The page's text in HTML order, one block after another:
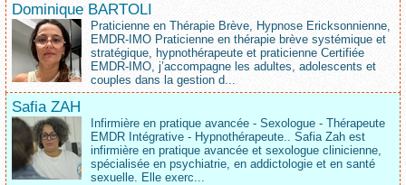
Dominique BARTOLI
Praticienne en Thérapie Brève, Hypnose Ericksonnienne,
EMDR-IMO Praticienne en thérapie brève systémique et
stratégique, hypnothérapeute et praticienne Certifiée
EMDR-IMO, j’accompagne les adultes, adolescents et
couples dans la gestion d...
Safia ZAH
Infirmière en pratique avancée - Sexologue - Thérapeute
EMDR Intégrative - Hypnothérapeute.. Safia Zah est
infirmière en pratique avancée et sexologue clinicienne,
spécialisée en psychiatrie, en addictologie et en santé
sexuelle. Elle exerc...